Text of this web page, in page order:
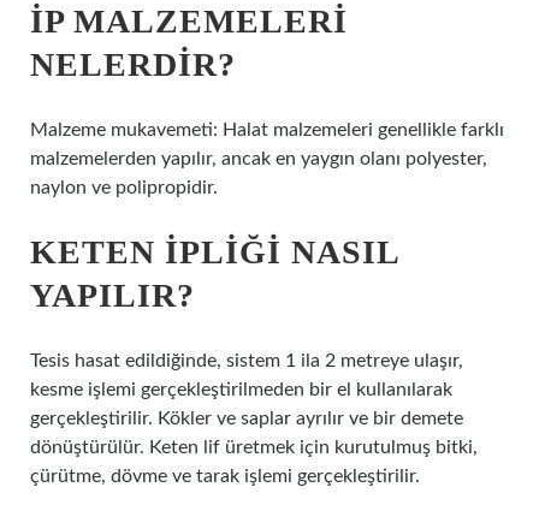
İP MALZEMELERI
NELERDIR?
Malzeme mukavemeti: Halat malzemeleri genellikle farklı
malzemelerden yapılır, ancak en yaygın olanı polyester,
naylon ve polipropidir.
KETEN IPLIĞI NASIL
YAPILIR?
Tesis hasat edildiğinde, sistem 1 ila 2 metreye ulaşır,
kesme işlemi gerçekleştirilmeden bir el kullanılarak
gerçekleştirilir. Kökler ve saplar ayrılır ve bir demete
dönüştürülür. Keten lif üretmek için kurutulmuş bitki,
çürütme, dövme ve tarak işlemi gerçekleştirilir.